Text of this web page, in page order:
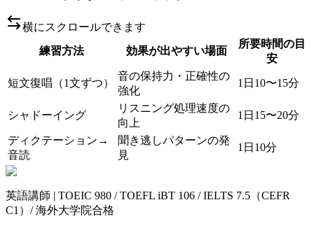
横にスクロールできます
練習方法
効果が出やすい場面
所要時間の目
安
短文復唱（1文ずつ）
音の保持力・正確性の
強化
1日10〜15分
シャドーイング
リスニング処理速度の
向上
1日15〜20分
ディクテーション→
音読
聞き逃しパターンの発
見
1日10分
英語講師 | TOEIC 980 / TOEFL iBT 106 / IELTS 7.5（CEFR
C1）/ 海外大学院合格